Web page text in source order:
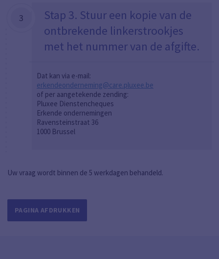
3
Stap 3. Stuur een kopie van de
ontbrekende linkerstrookjes
met het nummer van de afgifte.
Dat kan via e-mail:
erkendeonderneming@care.pluxee.be
of per aangetekende zending:
Pluxee Dienstencheques
Erkende ondernemingen
Ravensteinstraat 36
1000 Brussel
Uw vraag wordt binnen de 5 werkdagen behandeld.
PAGINA AFDRUKKEN